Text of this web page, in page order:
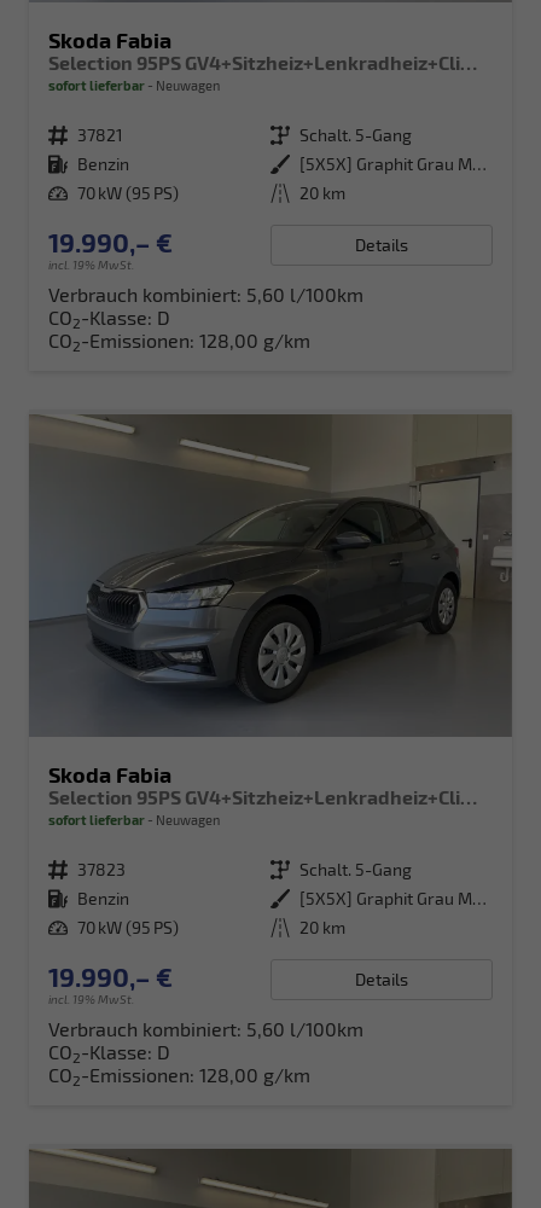
Skoda Fabia
Selection 95PS GV4+Sitzheiz+Lenkradheiz+Climatronic+Sunset+AppConnect+PDC
sofort lieferbar Neuwagen
Fahrzeugnr. 37821 Getriebe Schalt. 5-Gang
Kraftstoff Benzin Außenfarbe
[5X5X] Graphit Grau Metallic
Leistung 70 kW (95 PS) Kilometerstand 20 km
19.990,– €
incl. 19% MwSt.
Details
Verbrauch kombiniert: 5,60 l/100km
CO2-Klasse: D
CO2-Emissionen: 128,00 g/km
Skoda Fabia
Selection 95PS GV4+Sitzheiz+Lenkradheiz+Climatronic+Sunset+AppConnect+PDC
sofort lieferbar Neuwagen
Fahrzeugnr. 37823 Getriebe Schalt. 5-Gang
Kraftstoff Benzin Außenfarbe
[5X5X] Graphit Grau Metallic
Leistung 70 kW (95 PS) Kilometerstand 20 km
19.990,– €
incl. 19% MwSt.
Details
Verbrauch kombiniert: 5,60 l/100km
CO2-Klasse: D
CO2-Emissionen: 128,00 g/km